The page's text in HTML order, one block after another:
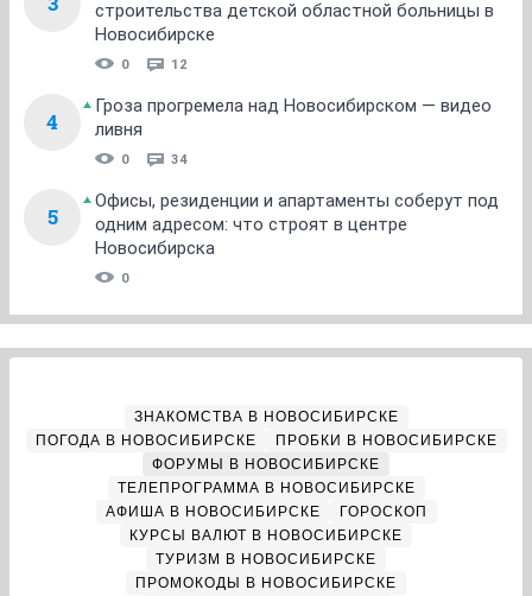
строительства детской областной больницы в
Новосибирске
0 12
4
Гроза прогремела над Новосибирском — видео
ливня
0 34
5
Офисы, резиденции и апартаменты соберут под
одним адресом: что строят в центре
Новосибирска
0
ЗНАКОМСТВА В НОВОСИБИРСКЕ
ПОГОДА В НОВОСИБИРСКЕ
ПРОБКИ В НОВОСИБИРСКЕ
ФОРУМЫ В НОВОСИБИРСКЕ
ТЕЛЕПРОГРАММА В НОВОСИБИРСКЕ
АФИША В НОВОСИБИРСКЕ
ГОРОСКОП
КУРСЫ ВАЛЮТ В НОВОСИБИРСКЕ
ТУРИЗМ В НОВОСИБИРСКЕ
ПРОМОКОДЫ В НОВОСИБИРСКЕ